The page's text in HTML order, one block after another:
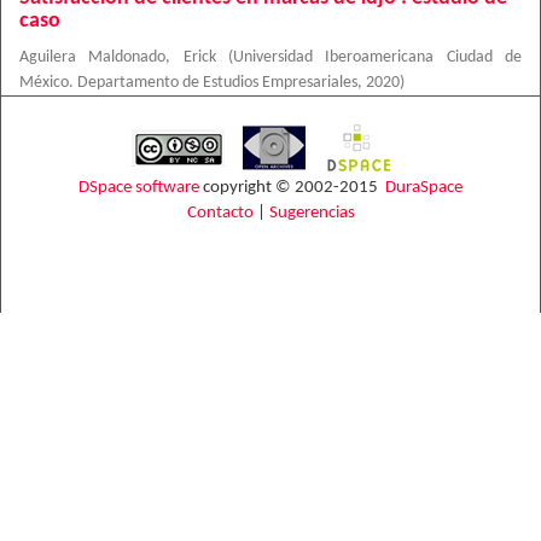
caso
Aguilera Maldonado, Erick (Universidad Iberoamericana Ciudad de
México. Departamento de Estudios Empresariales, 2020)
DSpace software copyright © 2002-2015 DuraSpace
Contacto| Sugerencias